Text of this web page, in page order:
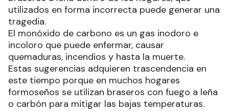
utilizados en forma incorrecta puede generar una
tragedia.
El monóxido de carbono es un gas inodoro e
incoloro que puede enfermar, causar
quemaduras, incendios y hasta la muerte.
Estas sugerencias adquieren trascendencia en
este tiempo porque en muchos hogares
formoseños se utilizan braseros con fuego a leña
o carbón para mitigar las bajas temperaturas.